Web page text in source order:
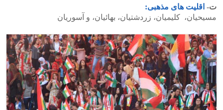
ت- اقلیت های مذهبی:
مسیحیان، کلیمیان، زردشتیان، بهائیان، و آسوریان